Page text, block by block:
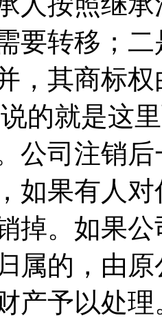
要转移；
，其商标
的就是这
公司注销
如果有人
掉。如果
属的，由
产予以处